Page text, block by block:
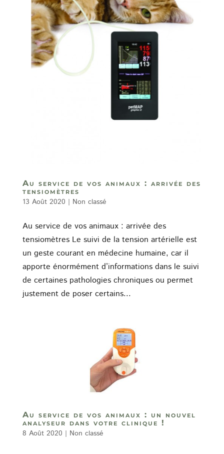
Au service de vos animaux : arrivée des
tensiomètres
13 Août 2020 | Non classé
Au service de vos animaux : arrivée des
tensiomètres Le suivi de la tension artérielle est
un geste courant en médecine humaine, car il
apporte énormément d’informations dans le suivi
de certaines pathologies chroniques ou permet
justement de poser certains...
Au service de vos animaux : un nouvel
analyseur dans votre clinique !
8 Août 2020 | Non classé